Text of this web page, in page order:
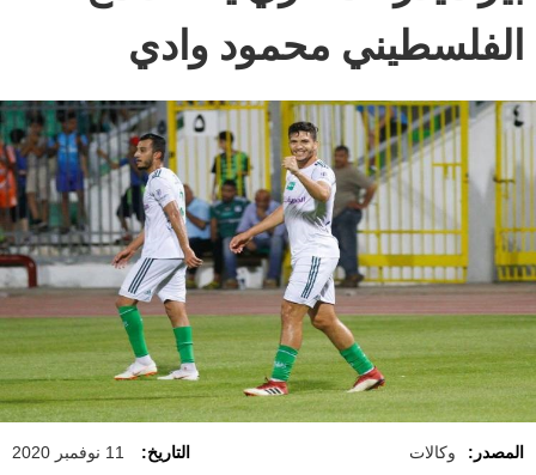
الفلسطيني محمود وادي
المصدر: وكالات التاريخ: 11 نوفمبر 2020